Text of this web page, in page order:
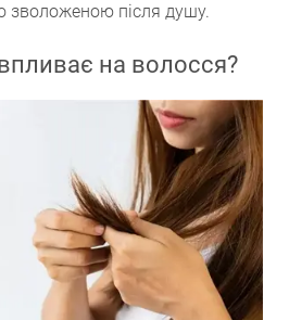
зволоженою після душу.
на волосся?